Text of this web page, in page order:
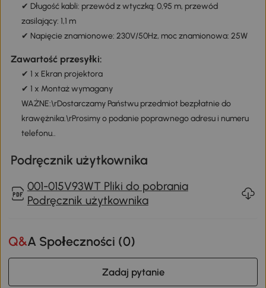
✔ Długość kabli: przewód z wtyczką: 0,95 m, przewód
zasilający: 1,1 m
✔ Napięcie znamionowe: 230V/50Hz, moc znamionowa: 25W
Zawartość przesyłki:
✔ 1 x Ekran projektora
✔ 1 x Montaż wymagany
WAŻNE:\rDostarczamy Państwu przedmiot bezpłatnie do
krawężnika.\rProsimy o podanie poprawnego adresu i numeru
telefonu..
Podręcznik użytkownika
001-015V93WT Pliki do pobrania
Podręcznik użytkownika
Q&A Społeczności (0)
Zadaj pytanie